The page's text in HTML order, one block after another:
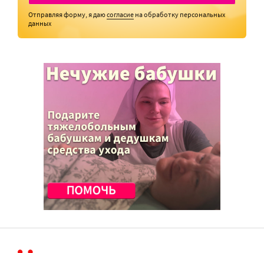
Отправляя форму, я даюсогласие на обработку персональных
данных